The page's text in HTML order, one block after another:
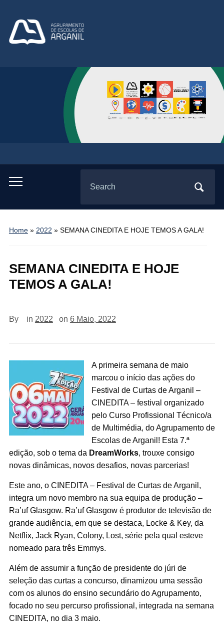
Toggle
menu
for:
Home» 2022 » SEMANA CINEDITA E HOJE TEMOS A GALA!
SEMANA CINEDITA E HOJE
TEMOS A GALA!
By in 2022 on 6 Maio, 2022
A primeira semana de maio
marcou o início das ações do
Festival de Curtas de Arganil –
CINEDITA – festival organizado
pelo Curso Profissional Técnico/a
de Multimédia, do Agrupamento de
Escolas de Arganil! Esta 7.ª
edição, sob o tema da DreamWorks, trouxe consigo
novas dinâmicas, novos desafios, novas parcerias!
Este ano, o CINEDITA – Festival de Curtas de Arganil,
integra um novo membro na sua equipa de produção –
Ra’uf Glasgow. Ra’uf Glasgow é produtor de televisão de
grande audiência, em que se destaca, Locke & Key, da
Netflix, Jack Ryan, Colony, Lost, série pela qual esteve
nomeado para três Emmys.
Além de assumir a função de presidente do júri de
seleção das curtas a concurso, dinamizou uma sessão
com os alunos do ensino secundário do Agrupamento,
focado no seu percurso profissional, integrada na semana
CINEDITA, no dia 3 maio.